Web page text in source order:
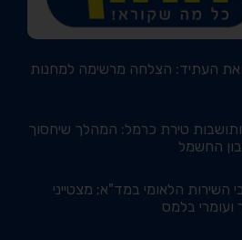
את העתיד: הצלחה מרשימה למחנות
טירת כרמל: המהלך שיחסוך
השירות הלאומי במד"א; מצטייני
בלמס